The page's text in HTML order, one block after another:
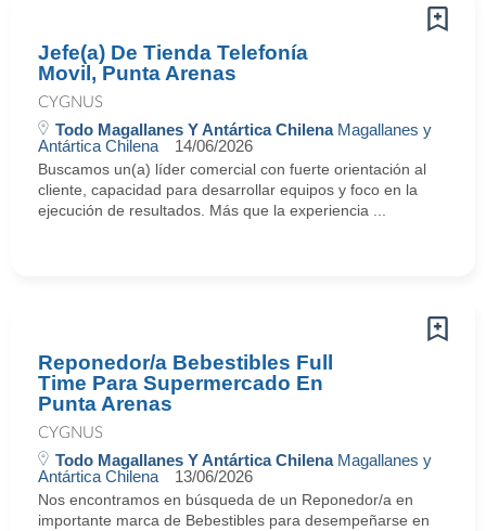
Jefe(a) De Tienda Telefonía
Movil, Punta Arenas
CYGNUS
Todo Magallanes Y Antártica ChilenaMagallanes y
Antártica Chilena
14/06/2026
Buscamos un(a) líder comercial con fuerte orientación al
cliente, capacidad para desarrollar equipos y foco en la
ejecución de resultados. Más que la experiencia ...
Reponedor/a Bebestibles Full
Time Para Supermercado En
Punta Arenas
CYGNUS
Todo Magallanes Y Antártica ChilenaMagallanes y
Antártica Chilena
13/06/2026
Nos encontramos en búsqueda de un Reponedor/a en
importante marca de Bebestibles para desempeñarse en